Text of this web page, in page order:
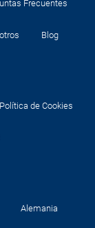
Frecuentes
Blog
Política de Cookies
Alemania